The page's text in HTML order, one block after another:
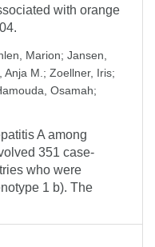
with orange
Marion; Jansen,
Anja M. ; Zoellner, Iris;
Osamah;
A among
351 case-
who were
1 b). The